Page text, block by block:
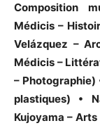
Composition
Médicis –
Velázquez –
Médicis –
– Photographie)
plastiques) •
Kujoyama –